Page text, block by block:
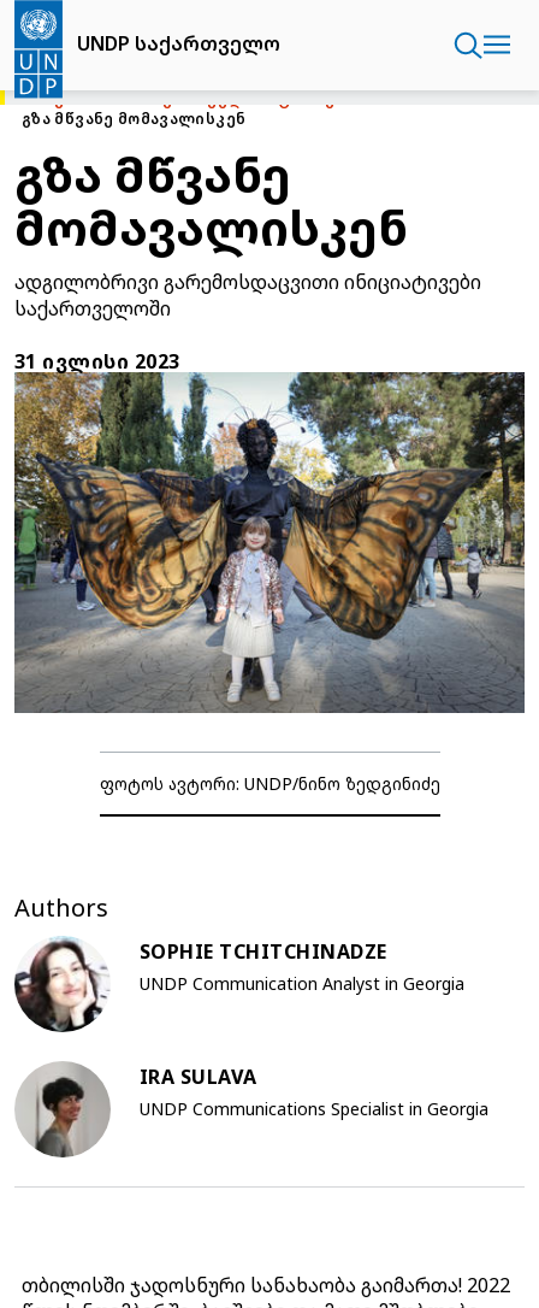
Skip
main
content
UNDP საქართველო
ᲛᲗᲐᲕᲐᲠᲘ
ᲒᲖᲐ ᲛᲬᲕᲐᲜᲔ ᲛᲝᲛᲐᲕᲐᲚᲘᲡᲙᲔᲜ
გზა მწვანე
მომავალისკენ
ადგილობრივი გარემოსდაცვითი ინიციატივები
საქართველოში
31 ᲘᲕᲚᲘᲡᲘ 2023
ფოტოს ავტორი: UNDP/ნინო ზედგინიძე
Authors
SOPHIE TCHITCHINADZE
UNDP Communication Analyst in Georgia
IRA SULAVA
UNDP Communications Specialist in Georgia
თბილისში ჯადოსნური სანახაობა გაიმართა! 2022